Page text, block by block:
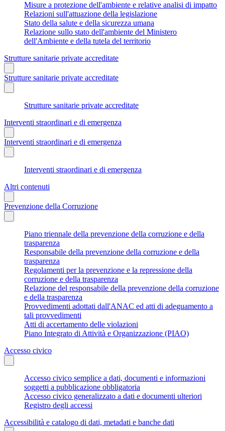
Misure a protezione dell'ambiente e relative analisi di impatto
Relazioni sull'attuazione della legislazione
Stato della salute e della sicurezza umana
Relazione sullo stato dell'ambiente del Ministero
dell'Ambiente e della tutela del territorio
Strutture sanitarie private accreditate
Strutture sanitarie private accreditate
Strutture sanitarie private accreditate
Interventi straordinari e di emergenza
Interventi straordinari e di emergenza
Interventi straordinari e di emergenza
Altri contenuti
Prevenzione della Corruzione
Piano triennale della prevenzione della corruzione e della
trasparenza
Responsabile della prevenzione della corruzione e della
trasparenza
Regolamenti per la prevenzione e la repressione della
corruzione e della trasparenza
Relazione del responsabile della prevenzione della corruzione
e della trasparenza
Provvedimenti adottati dall'ANAC ed atti di adeguamento a
tali provvedimenti
Atti di accertamento delle violazioni
Piano Integrato di Attività e Organizzazione (PIAO)
Accesso civico
Accesso civico semplice a dati, documenti e informazioni
soggetti a pubblicazione obbligatoria
Accesso civico generalizzato a dati e documenti ulteriori
Registro degli accessi
Accessibilità e catalogo di dati, metadati e banche dati